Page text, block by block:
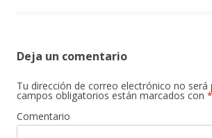
Deja un comentario
Tu dirección de correo electrónico no será
campos obligatorios están marcados con *
Comentario